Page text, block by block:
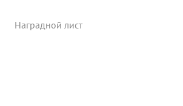
Правде Примеров героизма, отваги,
Наградной лист